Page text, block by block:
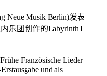
Neue Musik Berlin)发表
乐团创作的Labyrinth I
Französische Lieder
und als